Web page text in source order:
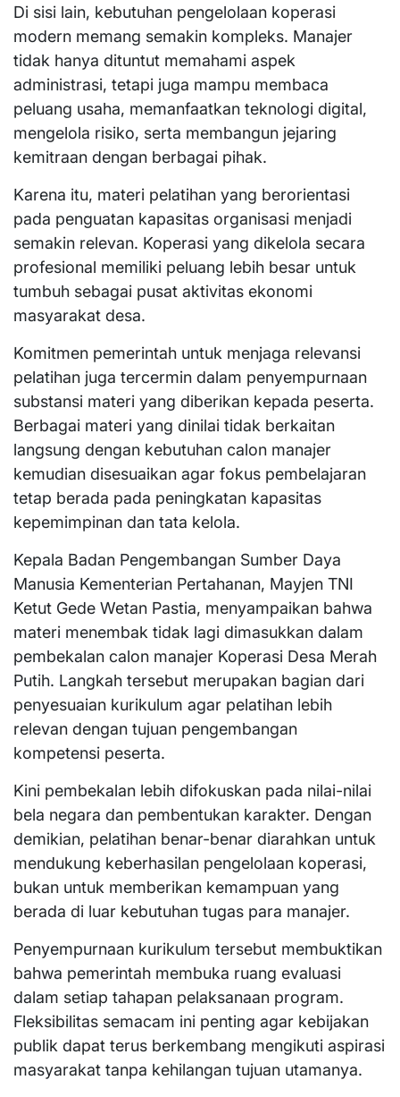
Di sisi lain, kebutuhan pengelolaan koperasi
modern memang semakin kompleks. Manajer
tidak hanya dituntut memahami aspek
administrasi, tetapi juga mampu membaca
peluang usaha, memanfaatkan teknologi digital,
mengelola risiko, serta membangun jejaring
kemitraan dengan berbagai pihak.
Karena itu, materi pelatihan yang berorientasi
pada penguatan kapasitas organisasi menjadi
semakin relevan. Koperasi yang dikelola secara
profesional memiliki peluang lebih besar untuk
tumbuh sebagai pusat aktivitas ekonomi
masyarakat desa.
Komitmen pemerintah untuk menjaga relevansi
pelatihan juga tercermin dalam penyempurnaan
substansi materi yang diberikan kepada peserta.
Berbagai materi yang dinilai tidak berkaitan
langsung dengan kebutuhan calon manajer
kemudian disesuaikan agar fokus pembelajaran
tetap berada pada peningkatan kapasitas
kepemimpinan dan tata kelola.
Kepala Badan Pengembangan Sumber Daya
Manusia Kementerian Pertahanan, Mayjen TNI
Ketut Gede Wetan Pastia, menyampaikan bahwa
materi menembak tidak lagi dimasukkan dalam
pembekalan calon manajer Koperasi Desa Merah
Putih. Langkah tersebut merupakan bagian dari
penyesuaian kurikulum agar pelatihan lebih
relevan dengan tujuan pengembangan
kompetensi peserta.
Kini pembekalan lebih difokuskan pada nilai-nilai
bela negara dan pembentukan karakter. Dengan
demikian, pelatihan benar-benar diarahkan untuk
mendukung keberhasilan pengelolaan koperasi,
bukan untuk memberikan kemampuan yang
berada di luar kebutuhan tugas para manajer.
Penyempurnaan kurikulum tersebut membuktikan
bahwa pemerintah membuka ruang evaluasi
dalam setiap tahapan pelaksanaan program.
Fleksibilitas semacam ini penting agar kebijakan
publik dapat terus berkembang mengikuti aspirasi
masyarakat tanpa kehilangan tujuan utamanya.